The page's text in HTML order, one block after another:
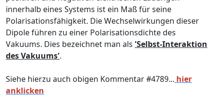
innerhalb eines Systems ist ein Maß für seine
Polarisationsfähigkeit. Die Wechselwirkungen dieser
Dipole führen zu einer Polarisationsdichte des
Vakuums. Dies bezeichnet man als 'Selbst-Interaktion
des Vakuums'.
Siehe hierzu auch obigen Kommentar #4789... hier
anklicken